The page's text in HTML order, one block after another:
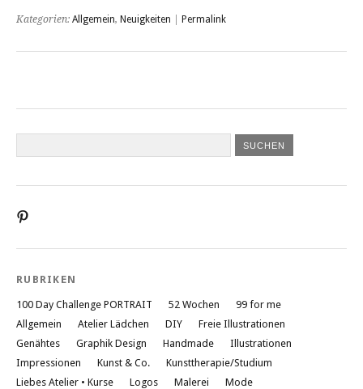
Kategorien: Allgemein, Neuigkeiten Permalink
anzeigen
RUBRIKEN
100 Day Challenge PORTRAIT 52 Wochen
99 for me
Allgemein
Atelier Lädchen DIY
Freie Illustrationen
Genähtes
Graphik Design Handmade
Illustrationen
Impressionen
Kunst & Co.
Kunsttherapie/Studium
Liebes Atelier • Kurse
Logos Malerei
Mode